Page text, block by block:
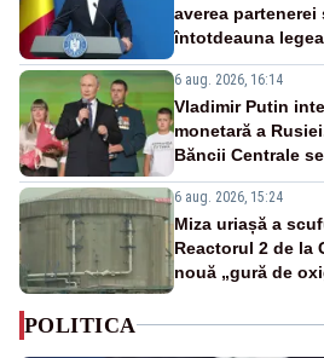
averea partenerei
întotdeauna
6 aug. 2026, 16:14
Vladimir Putin
monetară a
Băncii Centrale
6 aug. 2026, 15:24
Miza uriașă a
Reactorul 2 de la
nouă „gură de
POLITICA